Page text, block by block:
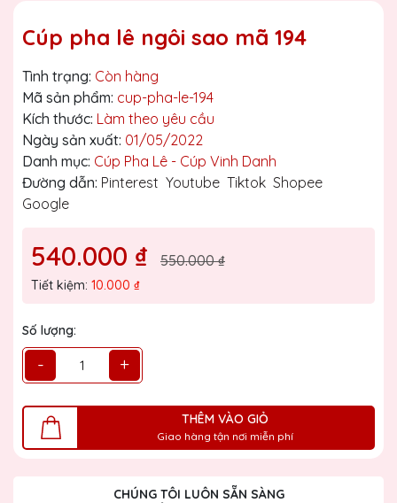
Cúp pha lê ngôi sao mã 194
Tình trạng: Còn hàng
Mã sản phẩm: cup-pha-le-194
Kích thước: Làm theo yêu cầu
Ngày sản xuất: 01/05/2022
Danh mục: Cúp Pha Lê - Cúp Vinh Danh
Đường dẫn: Pinterest Youtube Tiktok Shopee
Google
540.000 ₫ 550.000 ₫
Tiết kiệm: 10.000 ₫
Số lượng:
- +
THÊM VÀO GIỎ
Giao hàng tận nơi miễn phí
CHÚNG TÔI LUÔN SẴN SÀNG